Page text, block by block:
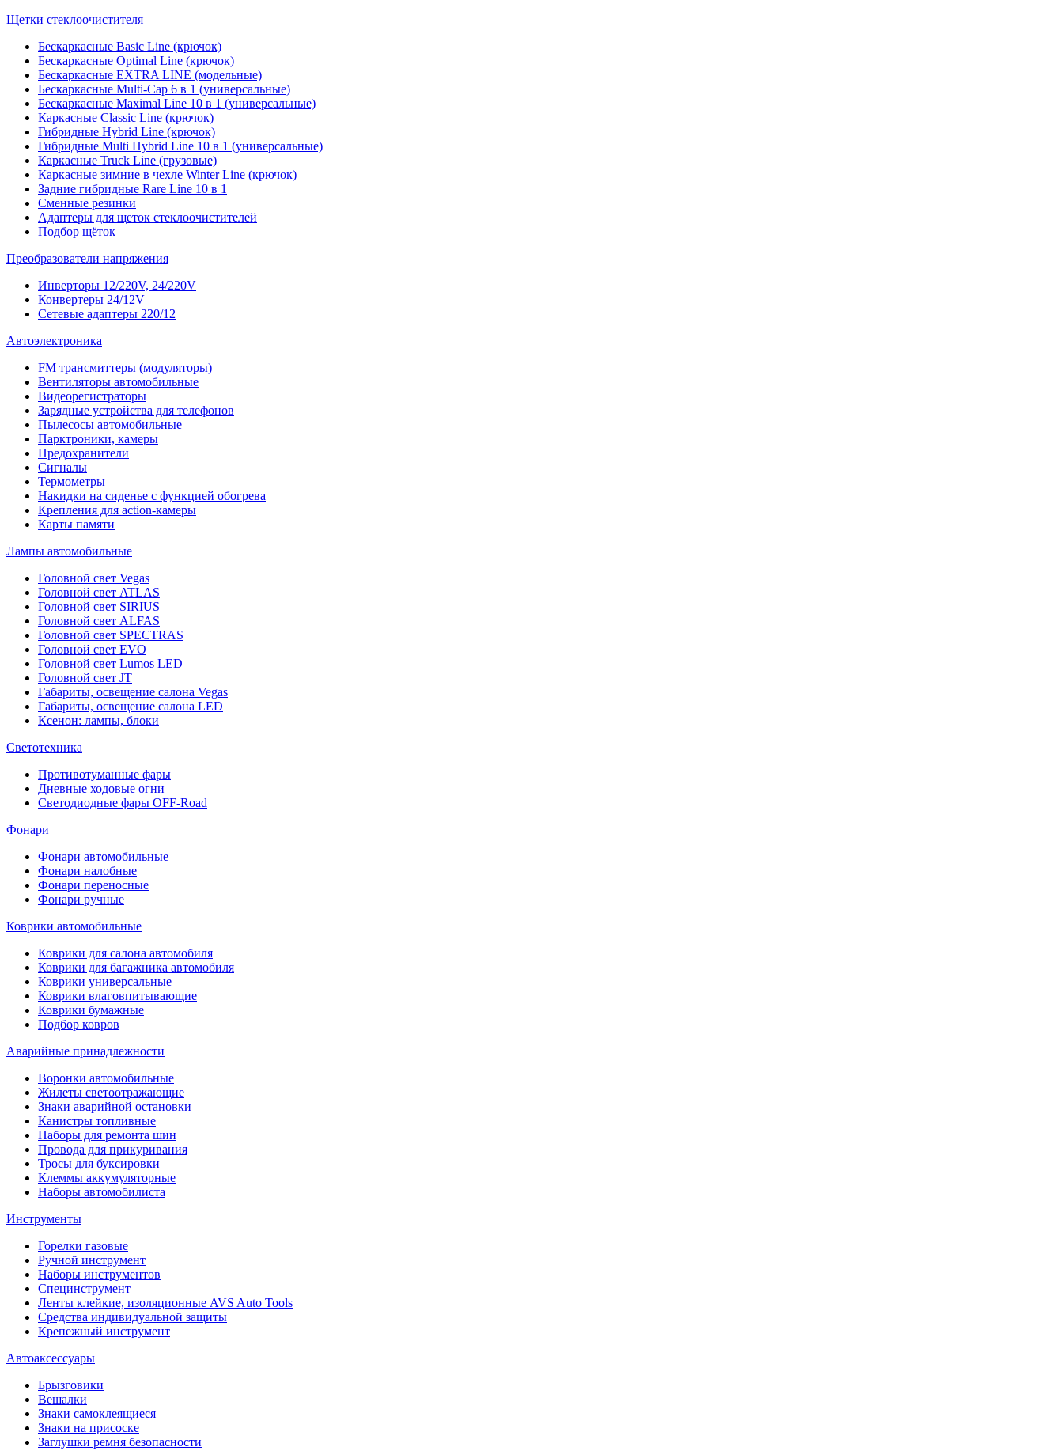
Щетки стеклоочистителя
Бескаркасные Basic Line (крючок)
Бескаркасные Optimal Line (крючок)
Бескаркасные EXTRA LINE (модельные)
Бескаркасные Multi-Cap 6 в 1 (универсальные)
Бескаркасные Maximal Line 10 в 1 (универсальные)
Каркасные Classic Line (крючок)
Гибридные Hybrid Line (крючок)
Гибридные Multi Hybrid Line 10 в 1 (универсальные)
Каркасные Truck Line (грузовые)
Каркасные зимние в чехле Winter Line (крючок)
Задние гибридные Rare Line 10 в 1
Сменные резинки
Адаптеры для щеток стеклоочистителей
Подбор щёток
Преобразователи напряжения
Инверторы 12/220V, 24/220V
Конвертеры 24/12V
Сетевые адаптеры 220/12
Автоэлектроника
FM трансмиттеры (модуляторы)
Вентиляторы автомобильные
Видеорегистраторы
Зарядные устройства для телефонов
Пылесосы автомобильные
Парктроники, камеры
Предохранители
Сигналы
Термометры
Накидки на сиденье с функцией обогрева
Крепления для action-камеры
Карты памяти
Лампы автомобильные
Головной свет Vegas
Головной свет ATLAS
Головной свет SIRIUS
Головной свет ALFAS
Головной свет SPECTRAS
Головной свет EVO
Головной свет Lumos LED
Головной свет JT
Габариты, освещение салона Vegas
Габариты, освещение салона LED
Ксенон: лампы, блоки
Светотехника
Противотуманные фары
Дневные ходовые огни
Светодиодные фары OFF-Road
Фонари
Фонари автомобильные
Фонари налобные
Фонари переносные
Фонари ручные
Коврики автомобильные
Коврики для салона автомобиля
Коврики для багажника автомобиля
Коврики универсальные
Коврики влаговпитывающие
Коврики бумажные
Подбор ковров
Аварийные принадлежности
Воронки автомобильные
Жилеты светоотражающие
Знаки аварийной остановки
Канистры топливные
Наборы для ремонта шин
Провода для прикуривания
Тросы для буксировки
Клеммы аккумуляторные
Наборы автомобилиста
Инструменты
Горелки газовые
Ручной инструмент
Наборы инструментов
Специнструмент
Ленты клейкие, изоляционные AVS Auto Tools
Средства индивидуальной защиты
Крепежный инструмент
Автоаксессуары
Брызговики
Вешалки
Знаки самоклеящиеся
Знаки на присоске
Заглушки ремня безопасности